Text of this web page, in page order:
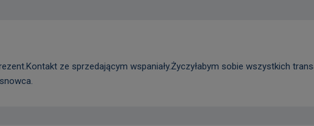
ze sprzedającym wspaniały.Życzyłabym sobie wszystkich